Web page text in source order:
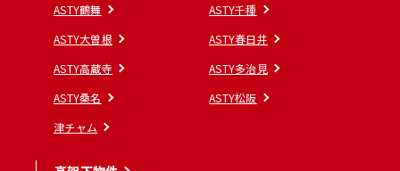
ASTY鶴舞
ASTY千種
ASTY大曽根
ASTY春日井
ASTY高蔵寺
ASTY多治見
ASTY桑名
ASTY松阪
津チャム